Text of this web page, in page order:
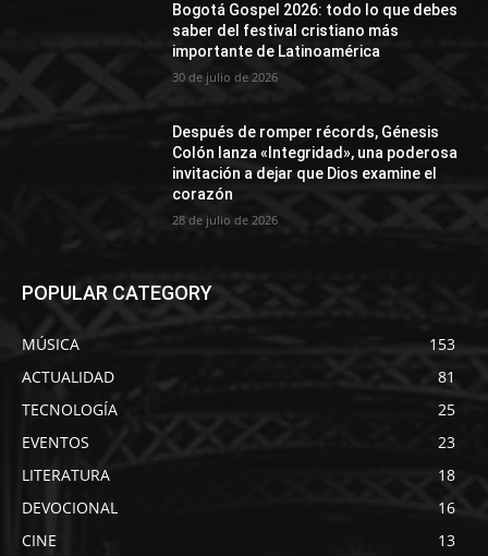
Bogotá Gospel 2026: todo lo que debes
saber del festival cristiano más
importante de Latinoamérica
30 de julio de 2026
Después de romper récords, Génesis
Colón lanza «Integridad», una poderosa
invitación a dejar que Dios examine el
corazón
28 de julio de 2026
POPULAR CATEGORY
MÚSICA
153
ACTUALIDAD
81
TECNOLOGÍA
25
EVENTOS
23
LITERATURA
18
DEVOCIONAL
16
CINE
13